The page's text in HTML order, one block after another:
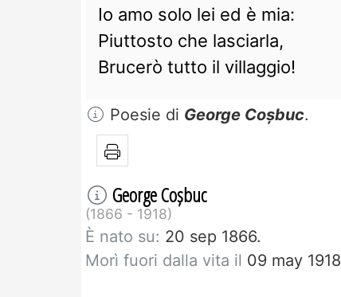
Io amo solo lei ed è mia:
Piuttosto che lasciarla,
Brucerò tutto il villaggio!
Poesie di George Coșbuc.
George Coșbuc
1866 - 1918
È nato su: 20 sep 1866.
Morì fuori dalla vita il 09 may 1918